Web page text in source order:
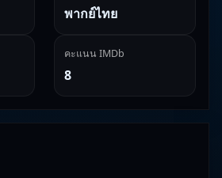
พากย์ไทย
คะแนน IMDb
8